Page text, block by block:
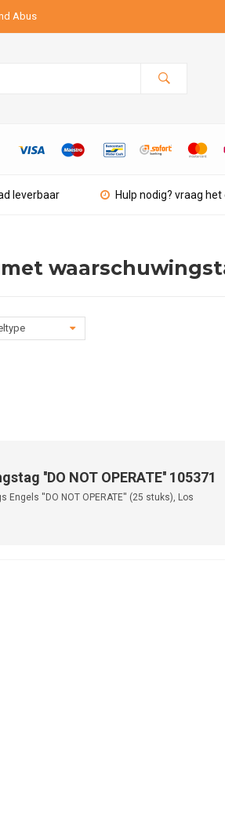
Abus
leverbaar Hulp nodig? vraag
''DO NOT OPERATE'' 105371
Engels ''DO NOT OPERATE'' (25 stuks), Los